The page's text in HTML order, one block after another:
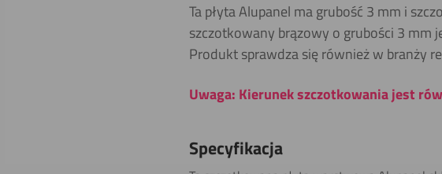
Ta płyta Alupanel ma grubość 3 mm i
szczotkowany brązowy o grubości 3 mm
Produkt sprawdza się również w branży
Uwaga: Kierunek szczotkowania jest
Specyfikacja